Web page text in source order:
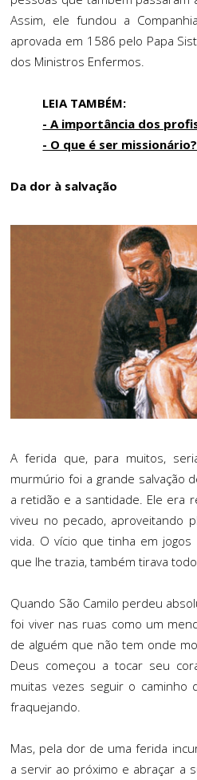
Assim, ele fundou a
aprovada em 1586 pelo Papa
dos Ministros Enfermos.
LEIA TAMBÉM:
- A importância dos
- O que é ser
Da dor à salvação
A ferida que, para muitos,
murmúrio foi a grande salvação
a retidão e a santidade. Ele era
viveu no pecado, aproveitando
vida. O vício que tinha em
que lhe trazia, também tirava
Quando São Camilo perdeu
foi viver nas ruas como um
de alguém que não tem onde
Deus começou a tocar seu
muitas vezes seguir o caminho
fraquejando.
Mas, pela dor de uma ferida
a servir ao próximo e abraçar a